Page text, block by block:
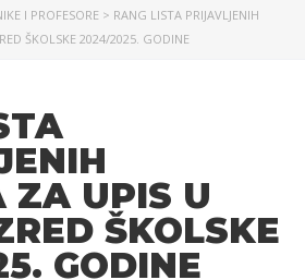
I PROFESORE > RANG LISTA PRIJAVLJENIH
ŠKOLSKE 2024/2025. GODINE
ZA UPIS U
ŠKOLSKE
GODINE